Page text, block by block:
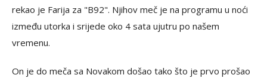
rekao je Farija za "B92". Njihov meč je na programu u noći
između utorka i srijede oko 4 sata ujutru po našem
vremenu.
On je do meča sa Novakom došao tako što je prvo prošao